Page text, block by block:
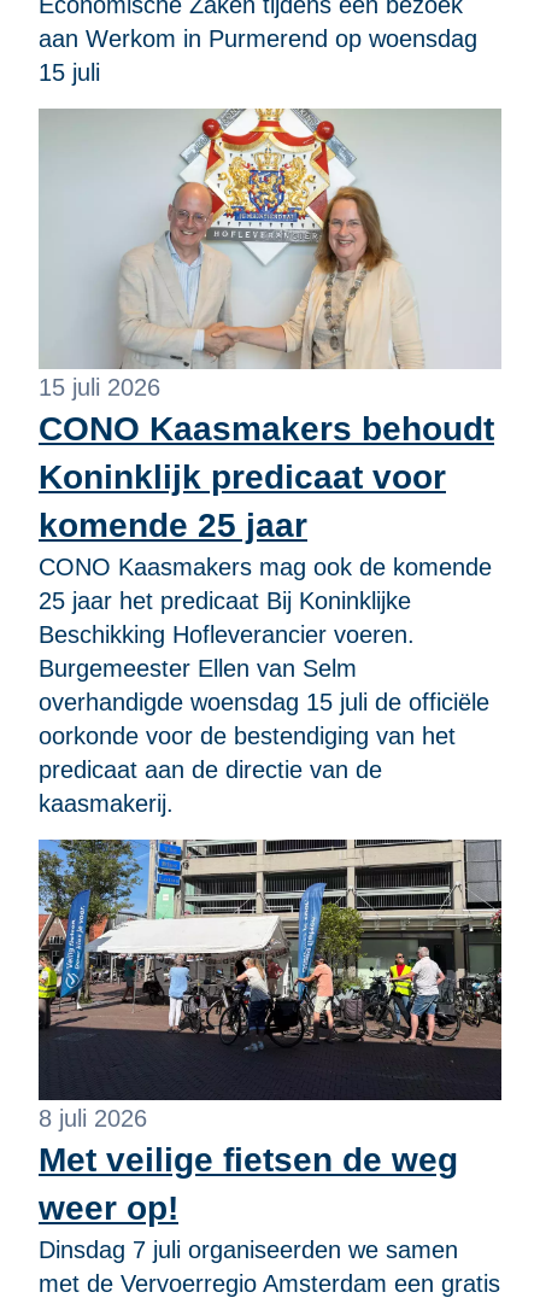
aan Werkom in Purmerend op woensdag
15 juli
15 juli 2026
CONO Kaasmakers behoudt
Koninklijk predicaat voor
komende 25 jaar
CONO Kaasmakers mag ook de komende
25 jaar het predicaat Bij Koninklijke
Beschikking Hofleverancier voeren.
Burgemeester Ellen van Selm
overhandigde woensdag 15 juli de officiële
oorkonde voor de bestendiging van het
predicaat aan de directie van de
kaasmakerij.
8 juli 2026
Met veilige fietsen de weg
weer op!
Dinsdag 7 juli organiseerden we samen
met de Vervoerregio Amsterdam een gratis